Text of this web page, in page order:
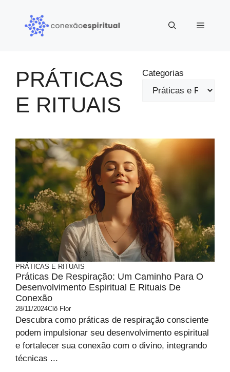
Menu
PRÁTICAS
E RITUAIS
Categorias
PRÁTICAS E RITUAIS
Práticas De Respiração: Um Caminho Para O
Desenvolvimento Espiritual E Rituais De
Conexão
28/11/2024Clô Flor
Descubra como práticas de respiração consciente
podem impulsionar seu desenvolvimento espiritual
e fortalecer sua conexão com o divino, integrando
técnicas ...